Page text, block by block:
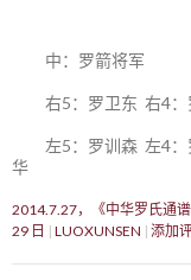
中：罗箭将军
右5：罗卫东 右4
左5：罗训森 左4
华
2014.7.27，《中华罗氏通
29 日
LUOXUNSEN 添加